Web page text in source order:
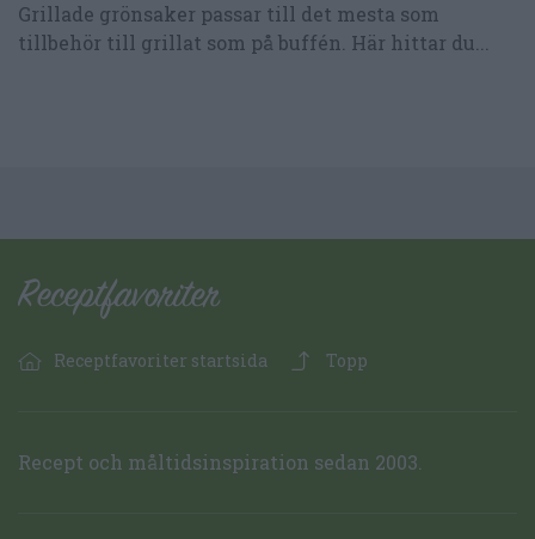
Grillade grönsaker passar till det mesta som
tillbehör till grillat som på buffén. Här hittar du...
Receptfavoriter startsida Topp
Recept och måltidsinspiration sedan 2003.